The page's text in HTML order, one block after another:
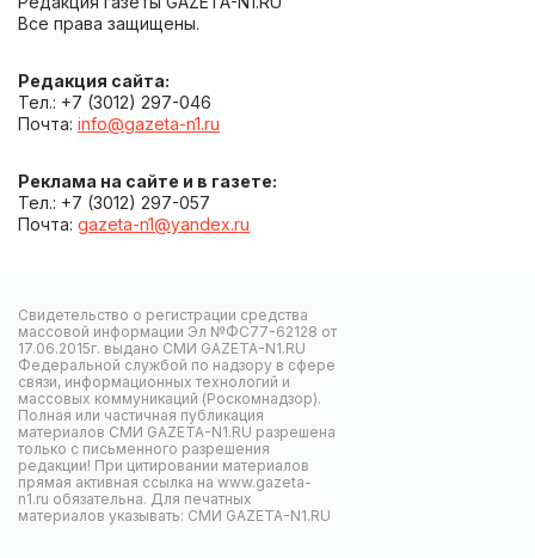
Все права защищены.
Редакция сайта:
Тел.: +7 (3012) 297-046
Почта: info@gazeta-n1.ru
Реклама на сайте и в газете:
Тел.: +7 (3012) 297-057
Почта: gazeta-n1@yandex.ru
Свидетельство о регистрации средства
массовой информации Эл №ФС77-62128 от
17.06.2015г. выдано СМИ GAZETA-N1.RU
Федеральной службой по надзору в сфере
связи, информационных технологий и
массовых коммуникаций (Роскомнадзор).
Полная или частичная публикация
материалов СМИ GAZETA-N1.RU разрешена
только с письменного разрешения
редакции! При цитировании материалов
прямая активная ссылка на www.gazeta-
n1.ru обязательна. Для печатных
материалов указывать: СМИ GAZETA-N1.RU